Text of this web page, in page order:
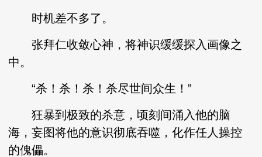
时机差不多了。
张拜仁收敛心神，将神识缓缓探入画像之
中。
“杀！杀！杀！杀尽世间众生！”
狂暴到极致的杀意，顷刻间涌入他的脑
海，妄图将他的意识彻底吞噬，化作任人操控
的傀儡。